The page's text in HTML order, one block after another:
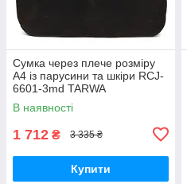
Сумка через плече розміру
А4 із парусини та шкіри RCJ-
6601-3md TARWA
В наявності
1 712 ₴ 3 335 ₴
Купити